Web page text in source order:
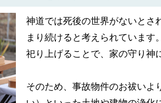
神道では死後の世界がないとさ
まり続けると考えられています
祀り上げることで、家の守り神
そのため、事故物件のお祓いよ